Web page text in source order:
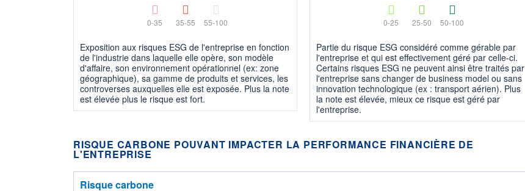
55-100
35-55
0-35
Exposition aux risques ESG de l'entreprise en fonction
de l'industrie dans laquelle elle opère, son modèle
d'affaire, son environnement opérationnel (ex: zone
géographique), sa gamme de produits et services, les
controverses auxquelles elle est exposée. Plus la note
est élevée plus le risque est fort.
50-100
25-50
0-25
Partie du risque ESG considéré comme gérable par
l'entreprise et qui est effectivement géré par celle-ci.
Certains risques ESG ne peuvent ainsi être traités par
l'entreprise sans changer de business model ou sans
innovation technologique (ex : transport aérien). Plus
la note est élevée, mieux ce risque est géré par
l'entreprise.
RISQUE CARBONE POUVANT IMPACTER LA PERFORMANCE FINANCIÈRE DE
L'ENTREPRISE
Risque carbone